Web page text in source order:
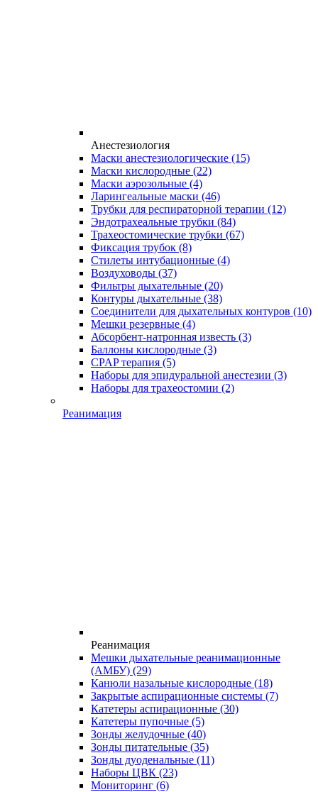
Анестезиология
Маски анестезиологические (15)
Маски кислородные (22)
Маски аэрозольные (4)
Ларингеальные маски (46)
Трубки для респираторной терапии (12)
Эндотрахеальные трубки (84)
Трахеостомические трубки (67)
Фиксация трубок (8)
Стилеты интубационные (4)
Воздуховоды (37)
Фильтры дыхательные (20)
Контуры дыхательные (38)
Соединители для дыхательных контуров (10)
Мешки резервные (4)
Абсорбент-натронная известь (3)
Баллоны кислородные (3)
CPAP терапия (5)
Наборы для эпидуральной анестезии (3)
Наборы для трахеостомии (2)
Реанимация
Реанимация
Мешки дыхательные реанимационные
(АМБУ) (29)
Канюли назальные кислородные (18)
Закрытые аспирационные системы (7)
Катетеры аспирационные (30)
Катетеры пупочные (5)
Зонды желудочные (40)
Зонды питательные (35)
Зонды дуоденальные (11)
Наборы ЦВК (23)
Мониторинг (6)